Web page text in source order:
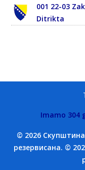
001 22-03
Ditrikta
Imamo 304
© 2026
резервисана. ©